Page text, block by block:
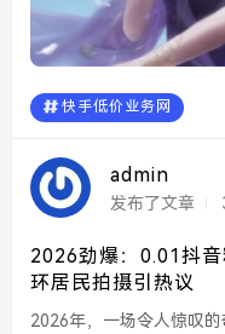
快手低价业务网
admin
发布了文章
2026劲爆：0.01抖
环居民拍摄引热议
2026年，一场令人惊叹